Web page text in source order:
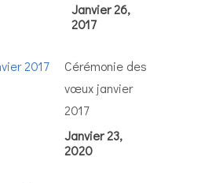
Janvier 26,
2017
Cérémonie des
vœux janvier
2017
Janvier 23,
2020